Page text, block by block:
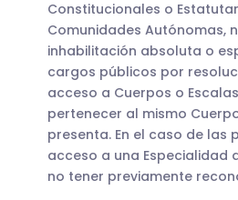
Constitucionales o
Comunidades Autónomas,
inhabilitación absoluta o
cargos públicos por
acceso a Cuerpos o
pertenecer al mismo
presenta. En el caso de las
acceso a una Especialidad
no tener previamente